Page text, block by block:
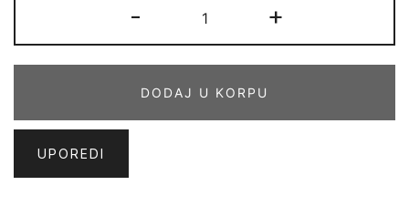
-
17
količina
+
DODAJ U KORPU
UPOREDI